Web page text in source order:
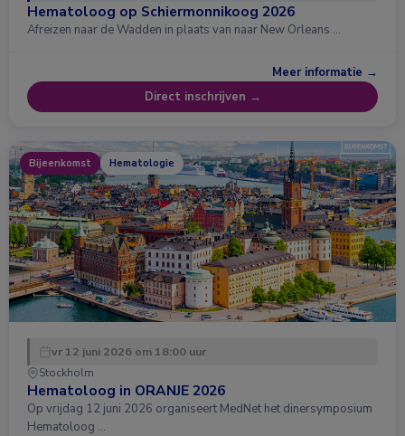
Hematoloog op Schiermonnikoog 2026
Afreizen naar de Wadden in plaats van naar New Orleans …
Meer informatie →
Direct inschrijven →
Bijeenkomst Hematologie
vr 12 juni 2026 om 18:00 uur
Stockholm
Hematoloog in ORANJE 2026
Op vrijdag 12 juni 2026 organiseert MedNet het dinersymposium
Hematoloog …